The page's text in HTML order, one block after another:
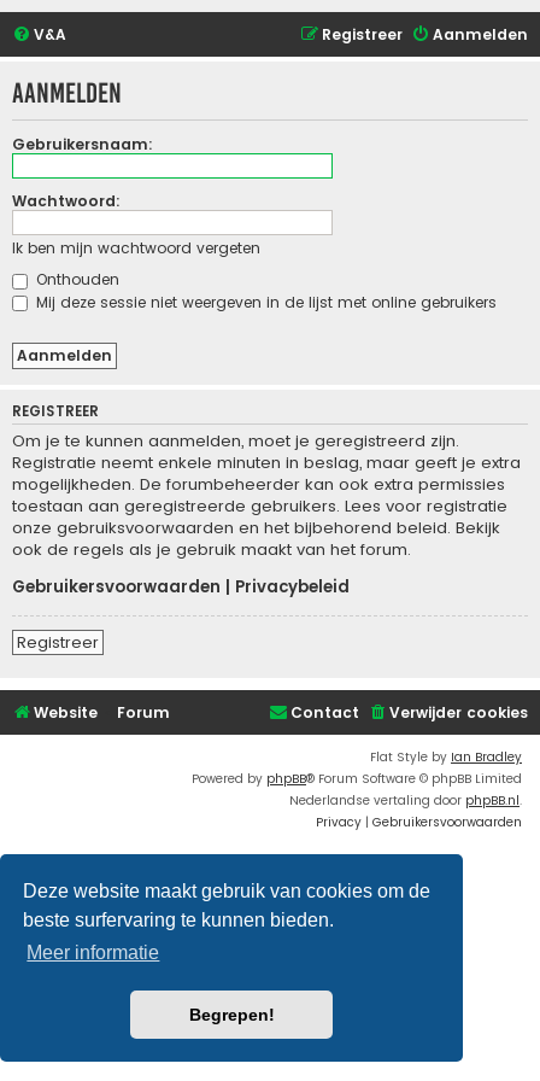
Deze website maakt gebruik van cookies om de
beste surfervaring te kunnen bieden.
Meer informatie
Begrepen!
V&A Aanmelden
Registreer
Aanmelden
Gebruikersnaam:
Wachtwoord:
Ik ben mijn wachtwoord vergeten
Onthouden
Mij deze sessie niet weergeven in de lijst met online gebruikers
REGISTREER
Om je te kunnen aanmelden, moet je geregistreerd zijn.
Registratie neemt enkele minuten in beslag, maar geeft je extra
mogelijkheden. De forumbeheerder kan ook extra permissies
toestaan aan geregistreerde gebruikers. Lees voor registratie
onze gebruiksvoorwaarden en het bijbehorend beleid. Bekijk
ook de regels als je gebruik maakt van het forum.
Gebruikersvoorwaarden
Privacybeleid
Registreer
Website Forum Verwijder cookies
Contact
Flat Style by Ian Bradley
Powered by phpBB® Forum Software © phpBB Limited
Nederlandse vertaling door phpBB.nl.
Privacy | Gebruikersvoorwaarden